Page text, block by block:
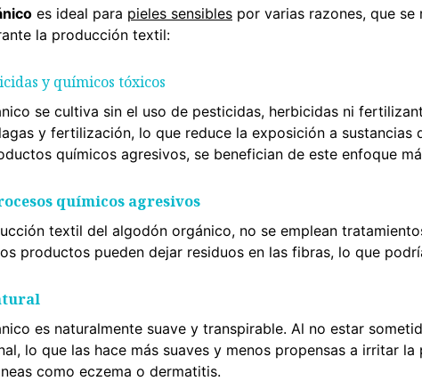
es ideal para pieles sensibles por varias razones, que
la producción textil:
y químicos tóxicos
se cultiva sin el uso de pesticidas, herbicidas ni
y fertilización, lo que reduce la exposición a sustancias
químicos agresivos, se benefician de este enfoque
químicos agresivos
textil del algodón orgánico, no se emplean
productos pueden dejar residuos en las fibras, lo que
es naturalmente suave y transpirable. Al no estar
lo que las hace más suaves y menos propensas a irritar
como eczema o dermatitis.